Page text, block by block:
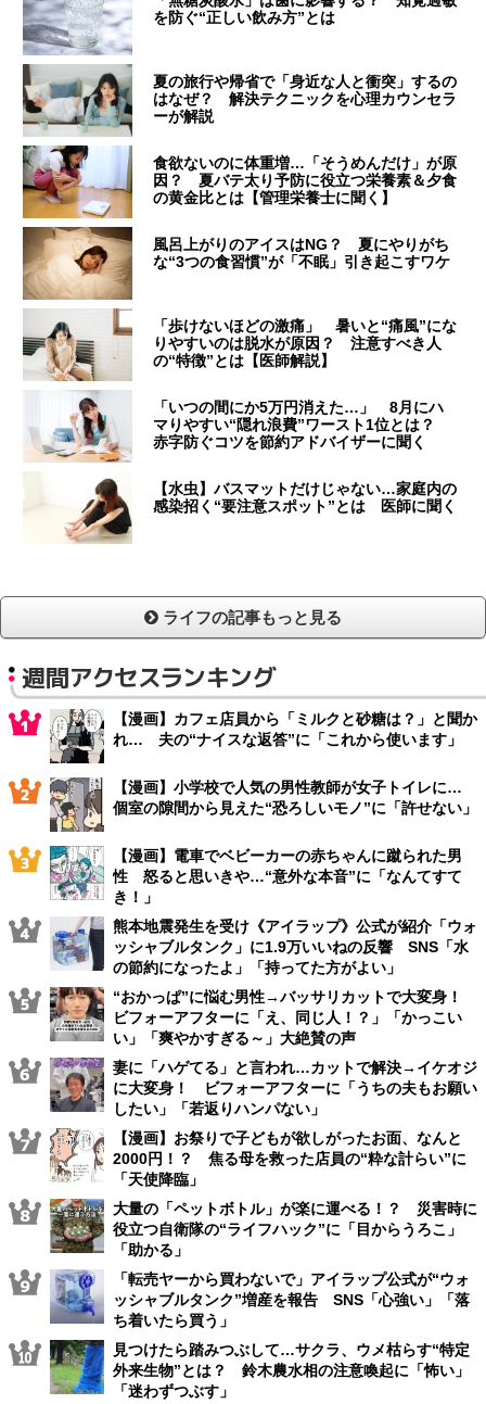
を防ぐ“正しい飲み方”とは
夏の旅行や帰省で「身近な人と衝突」するの
はなぜ？ 解決テクニックを心理カウンセラ
ーが解説
食欲ないのに体重増…「そうめんだけ」が原
因？ 夏バテ太り予防に役立つ栄養素＆夕食
の黄金比とは【管理栄養士に聞く】
風呂上がりのアイスはNG？ 夏にやりがち
な“3つの食習慣”が「不眠」引き起こすワケ
「歩けないほどの激痛」 暑いと“痛風”にな
りやすいのは脱水が原因？ 注意すべき人
の“特徴”とは【医師解説】
「いつの間にか5万円消えた…」 8月にハ
マりやすい“隠れ浪費”ワースト1位とは？
赤字防ぐコツを節約アドバイザーに聞く
【水虫】バスマットだけじゃない…家庭内の
感染招く“要注意スポット”とは 医師に聞く
ライフの記事もっと見る
週間アクセスランキング
【漫画】カフェ店員から「ミルクと砂糖は？」と聞か
れ… 夫の“ナイスな返答”に「これから使います」
【漫画】小学校で人気の男性教師が女子トイレに…
個室の隙間から見えた“恐ろしいモノ”に「許せない」
【漫画】電車でベビーカーの赤ちゃんに蹴られた男
性 怒ると思いきや…“意外な本音”に「なんてすて
き！」
熊本地震発生を受け《アイラップ》公式が紹介「ウォ
ッシャブルタンク」に1.9万いいねの反響 SNS「水
の節約になったよ」「持ってた方がよい」
“おかっぱ”に悩む男性→バッサリカットで大変身！
ビフォーアフターに「え、同じ人！？」「かっこい
い」「爽やかすぎる～」大絶賛の声
妻に「ハゲてる」と言われ…カットで解決→イケオジ
に大変身！ ビフォーアフターに「うちの夫もお願い
したい」「若返りハンパない」
【漫画】お祭りで子どもが欲しがったお面、なんと
2000円！？ 焦る母を救った店員の“粋な計らい”に
「天使降臨」
大量の「ペットボトル」が楽に運べる！？ 災害時に
役立つ自衛隊の“ライフハック”に「目からうろこ」
「助かる」
「転売ヤーから買わないで」アイラップ公式が“ウォ
ッシャブルタンク”増産を報告 SNS「心強い」「落
ち着いたら買う」
見つけたら踏みつぶして…サクラ、ウメ枯らす“特定
外来生物”とは？ 鈴木農水相の注意喚起に「怖い」
「迷わずつぶす」